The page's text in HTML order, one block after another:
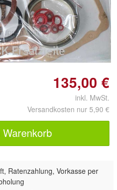
zum
135,00 €
inkl. MwSt.
Versandkosten nur 5,90 €
Warenkorb
Ratenzahlung, Vorkasse per